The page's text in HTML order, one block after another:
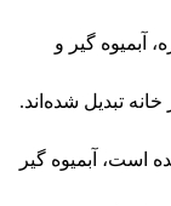
آبمیوه گیر و
تبدیل شده‌اند.
است، آبمیوه گیر